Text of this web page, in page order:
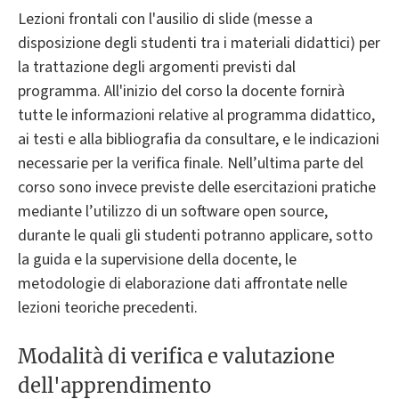
Lezioni frontali con l'ausilio di slide (messe a
disposizione degli studenti tra i materiali didattici) per
la trattazione degli argomenti previsti dal
programma. All'inizio del corso la docente fornirà
tutte le informazioni relative al programma didattico,
ai testi e alla bibliografia da consultare, e le indicazioni
necessarie per la verifica finale. Nell’ultima parte del
corso sono invece previste delle esercitazioni pratiche
mediante l’utilizzo di un software open source,
durante le quali gli studenti potranno applicare, sotto
la guida e la supervisione della docente, le
metodologie di elaborazione dati affrontate nelle
lezioni teoriche precedenti.
Modalità di verifica e valutazione
dell'apprendimento